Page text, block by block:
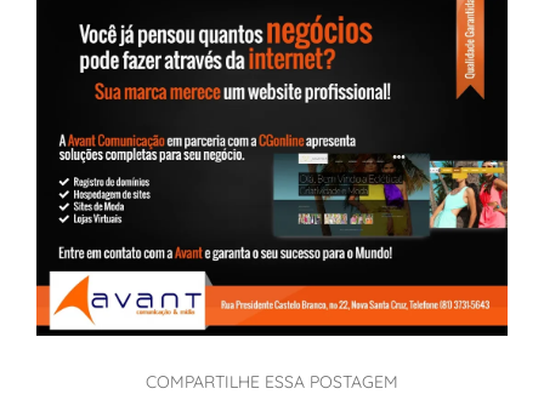
COMPARTILHE ESSA POSTAGEM